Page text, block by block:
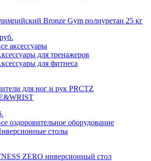
Bronze Gym полиуретан 25 кг
аксессуары
для тренажеров
для фитнеса
для ног и рук PRCTZ
оздоровительное оборудование
столы
ZERO инверсионный стол